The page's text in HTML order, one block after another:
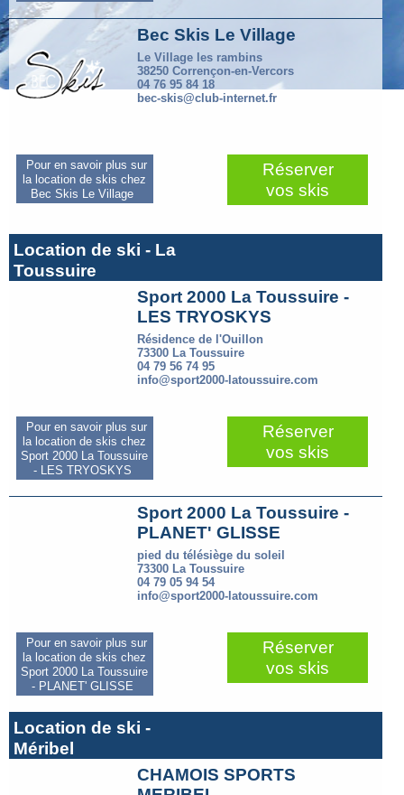
Bec Skis Le Village
Le Village les rambins
38250 Corrençon-en-Vercors
04 76 95 84 18
bec-skis@club-internet.fr
Pour en savoir plus sur
la location de skis chez
Bec Skis Le Village
Réserver
vos skis
Location de ski - La
Toussuire
Sport 2000 La Toussuire -
LES TRYOSKYS
Résidence de l'Ouillon
73300 La Toussuire
04 79 56 74 95
info@sport2000-latoussuire.com
Pour en savoir plus sur
la location de skis chez
Sport 2000 La Toussuire
- LES TRYOSKYS
Réserver
vos skis
Sport 2000 La Toussuire -
PLANET' GLISSE
pied du télésiège du soleil
73300 La Toussuire
04 79 05 94 54
info@sport2000-latoussuire.com
Pour en savoir plus sur
la location de skis chez
Sport 2000 La Toussuire
- PLANET' GLISSE
Réserver
vos skis
Location de ski -
Méribel
CHAMOIS SPORTS